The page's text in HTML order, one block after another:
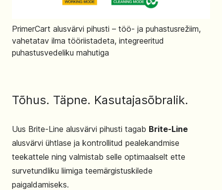
PrimerCart alusvärvi pihusti – töö- ja puhastusrežiim,
vahetatav ilma tööriistadeta, integreeritud
puhastusvedeliku mahutiga
Tõhus. Täpne. Kasutajasõbralik.
Uus Brite-Line alusvärvi pihusti tagab Brite-Line
alusvärvi ühtlase ja kontrollitud pealekandmise
teekattele ning valmistab selle optimaalselt ette
survetundliku liimiga teemärgistuskilede
paigaldamiseks.